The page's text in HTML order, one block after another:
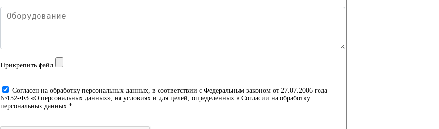
Прикрепить файл
Cогласен на обработку персональных данных, в соответствии с Федеральным законом от 27.07.2006 года
№152-ФЗ «О персональных данных», на условиях и для целей, определенных в Согласии на обработку
персональных данных *